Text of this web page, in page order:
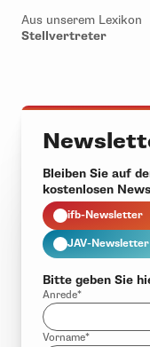
Aus unserem Lexikon
Stellvertreter
Bleiben Sie auf
kostenlosen
ifb-Newsletter
JAV-Newsletter
Bitte geben Sie
Anrede*
Vorname*